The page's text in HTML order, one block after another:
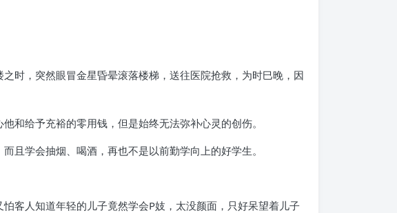
时，突然眼冒金星昏晕滚落楼梯，送往医院抢救，为时巳晚，因
和给予充裕的零用钱，但是始终无法弥补心灵的创伤。
且学会抽烟、喝酒，再也不是以前勤学向上的好学生。
客人知道年轻的儿子竟然学会P妓，太没颜面，只好呆望着儿子